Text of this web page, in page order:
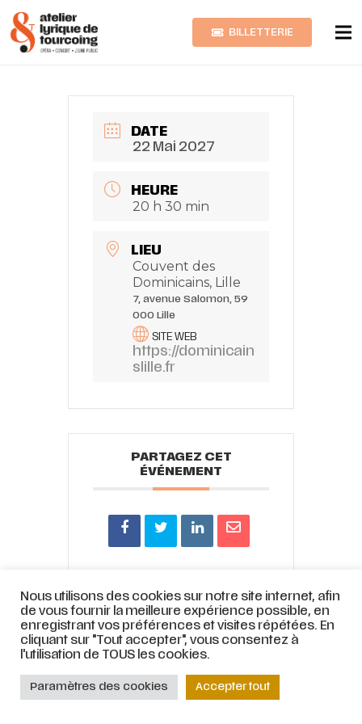
BILLETTERIE
Gloriosa
DATE
22 Mai 2027
HEURE
20 h 30 min
LIEU
Couvent des
Dominicains, Lille
7, avenue Salomon, 59
000 Lille
SITE WEB
https://dominicain
slille.fr
PARTAGEZ CET
ÉVÉNEMENT
© ATELIER LYRIQUE DE TOURCOING |Mentions légales|Stratégie webet
accompagnement parCOJT– Cabinet conseil web –Muriel
Bertrand,www.mbdesign.fr
Nous utilisons des cookies sur notre site internet, afin
de vous fournir la meilleure expérience possible, en
enregistrant vos préférences et visites répétées. En
cliquant sur "Tout accepter", vous consentez à
l'utilisation de TOUS les cookies.
Paramètres des cookies Accepter tout